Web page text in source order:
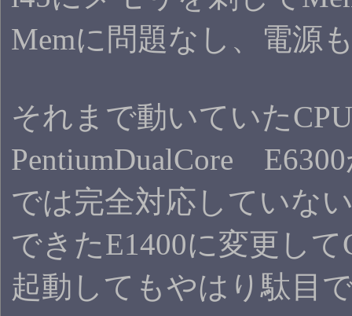
Memに問題なし、電源
それまで動いていた
PentiumDualCore
では完全対応していな
できたE1400に変更し
起動してもやはり駄目